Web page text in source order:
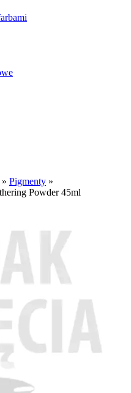
» Pigmenty »
Powder 45ml